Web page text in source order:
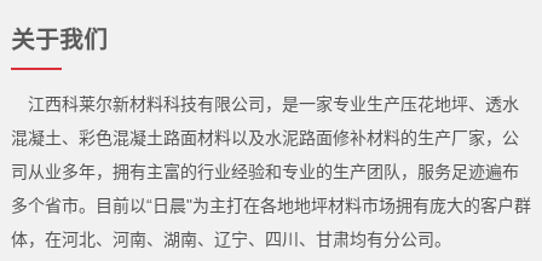
关于我们
江西科莱尔新材料科技有限公司，是一家专业生产压花地坪、透水
混凝土、彩色混凝土路面材料以及水泥路面修补材料的生产厂家，公
司从业多年，拥有主富的行业经验和专业的生产团队，服务足迹遍布
多个省市。目前以“日晨"为主打在各地地坪材料市场拥有庞大的客户群
体，在河北、河南、湖南、辽宁、四川、甘肃均有分公司。